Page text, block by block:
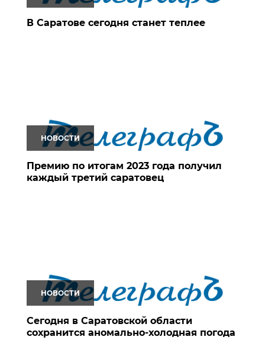
В Саратове сегодня станет теплее
НОВОСТИ
Премию по итогам 2023 года получил
каждый третий саратовец
НОВОСТИ
Сегодня в Саратовской области
сохранится аномально-холодная погода